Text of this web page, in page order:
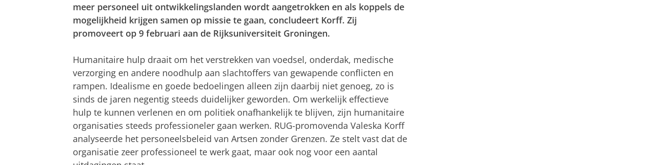
meer personeel uit ontwikkelingslanden wordt aangetrokken en als koppels de
mogelijkheid krijgen samen op missie te gaan, concludeert Korff. Zij
promoveert op 9 februari aan de Rijksuniversiteit Groningen.
Humanitaire hulp draait om het verstrekken van voedsel, onderdak, medische
verzorging en andere noodhulp aan slachtoffers van gewapende conflicten en
rampen. Idealisme en goede bedoelingen alleen zijn daarbij niet genoeg, zo is
sinds de jaren negentig steeds duidelijker geworden. Om werkelijk effectieve
hulp te kunnen verlenen en om politiek onafhankelijk te blijven, zijn humanitaire
organisaties steeds professioneler gaan werken. RUG-promovenda Valeska Korff
analyseerde het personeelsbeleid van Artsen zonder Grenzen. Ze stelt vast dat de
organisatie zeer professioneel te werk gaat, maar ook nog voor een aantal